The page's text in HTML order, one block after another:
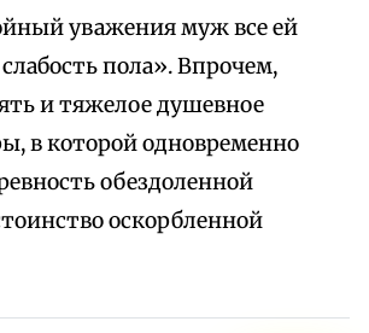
уважения муж все ей
пола». Впрочем,
и тяжелое душевное
в которой одновременно
обездоленной
оскорбленной